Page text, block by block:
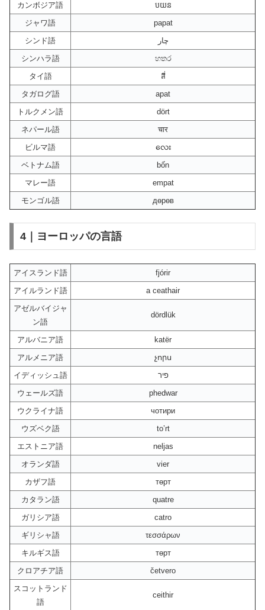
カンボジア語
បយន
ジャワ語
papat
シンド語
چار
シンハラ語
හතර
タイ語
สี่
タガログ語
apat
トルクメン語
dört
ネパール語
चार
ビルマ語
လေး
ベトナム語
bốn
マレー語
empat
モンゴル語
дөрөв
4｜ヨーロッパの言語
アイスランド語
fjórir
アイルランド語
a ceathair
アゼルバイジャ
ン語
dördlük
アルバニア語
katër
アルメニア語
չորս
イディッシュ語
פיר
ウェールズ語
phedwar
ウクライナ語
чотири
ウズベク語
to’rt
エストニア語
neljas
オランダ語
vier
カザフ語
төрт
カタラン語
quatre
ガリシア語
catro
ギリシャ語
τεσσάρων
キルギス語
төрт
クロアチア語
četvero
スコットランド
語
ceithir